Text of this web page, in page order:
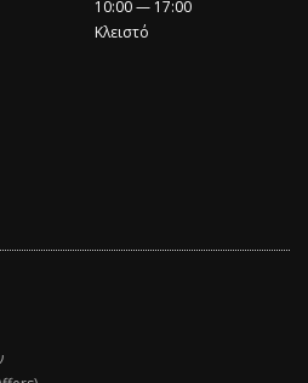
10:00 — 17:00
Κλειστό